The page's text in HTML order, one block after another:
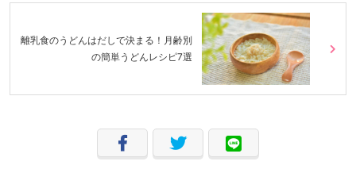
離乳食のうどんはだしで決まる！月齢別
の簡単うどんレシピ7選